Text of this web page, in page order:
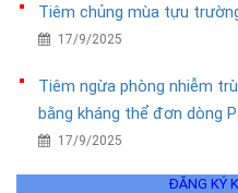
Tiêm chủng mùa tựu
17/9/2025
Tiêm ngừa phòng nhiễm
bằng kháng thể đơn dòng
17/9/2025
ĐĂNG KÝ